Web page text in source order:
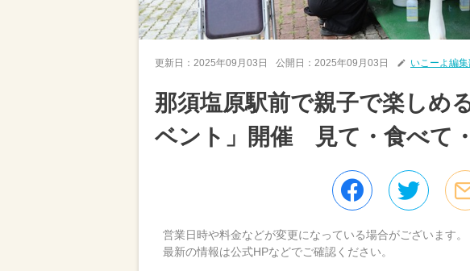
更新日： 2025年09月03日 公開日： 2025年09月03日 いこーよ編
那須塩原駅前で親子で楽しめ
ベント」開催 見て・食べて
営業日時や料金などが変更になっている場合がございます。
最新の情報は公式HPなどでご確認ください。